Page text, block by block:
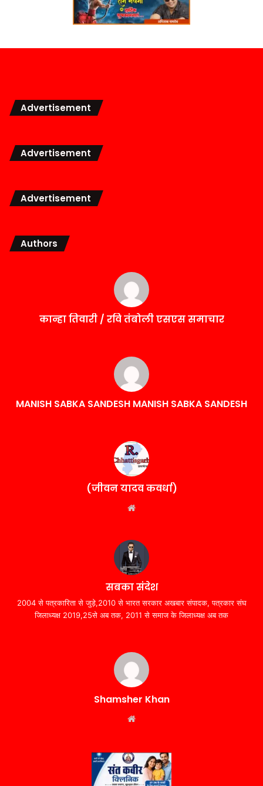
Advertisement
Advertisement
Advertisement
Authors
कान्हा तिवारी / रवि तंबोली एसएस समाचार
MANISH SABKA SANDESH MANISH SABKA SANDESH
(जीवन यादव कवर्धा)
सबका संदेश
2004 से पत्रकारिता से जुड़े,2010 से भारत सरकार अखबार संपादक, पत्रकार संघ
जिलाध्यक्ष 2019,25से अब तक, 2011 से समाज के जिलाध्यक्ष अब तक
Shamsher Khan